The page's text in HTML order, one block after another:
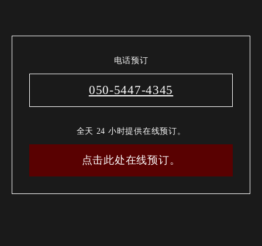
电话预订
050-5447-4345
全天 24 小时提供在线预订。
点击此处在线预订。